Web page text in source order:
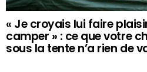
« Je croyais lui faire
camper » : ce que votre
sous la tente n’a rien de